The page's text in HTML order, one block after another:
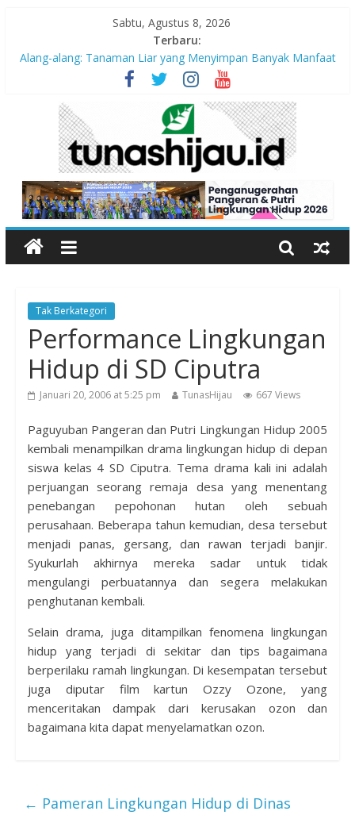
Sabtu, Agustus 8, 2026
Terbaru:
Alang-alang: Tanaman Liar yang Menyimpan Banyak Manfaat
Peran Kritis Pendidik Saat Guncangan Gempa Terjadi
Sekolah Aman Gempa
Hari Anak Nasional 2026: Memastikan Setiap Anak Indonesia
Tumbuh Aman, Sehat, dan Bahagia
“Pengurangan Risiko Bencana Gempa” Webinar Nasional
Seri#305, Sabtu 18 Juli 2026
Tak Berkategori
Performance Lingkungan
Hidup di SD Ciputra
Januari 20, 2006 at 5:25 pm TunasHijau 667 Views
Paguyuban Pangeran dan Putri Lingkungan Hidup 2005
kembali menampilkan drama lingkungan hidup di depan
siswa kelas 4 SD Ciputra. Tema drama kali ini adalah
perjuangan seorang remaja desa yang menentang
penebangan pepohonan hutan oleh sebuah
perusahaan. Beberapa tahun kemudian, desa tersebut
menjadi panas, gersang, dan rawan terjadi banjir.
Syukurlah akhirnya mereka sadar untuk tidak
mengulangi perbuatannya dan segera melakukan
penghutanan kembali.
Selain drama, juga ditampilkan fenomena lingkungan
hidup yang terjadi di sekitar dan tips bagaimana
berperilaku ramah lingkungan. Di kesempatan tersebut
juga diputar film kartun Ozzy Ozone, yang
menceritakan dampak dari kerusakan ozon dan
bagaimana kita dapat menyelamatkan ozon.
← Pameran Lingkungan Hidup di Dinas